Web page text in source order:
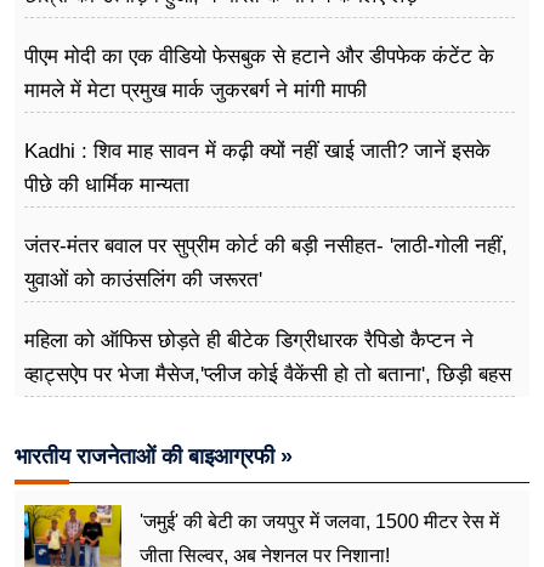
पीएम मोदी का एक वीडियो फेसबुक से हटाने और डीपफेक कंटेंट के
मामले में मेटा प्रमुख मार्क जुकरबर्ग ने मांगी माफी
Kadhi : शिव माह सावन में कढ़ी क्यों नहीं खाई जाती? जानें इसके
पीछे की धार्मिक मान्यता
जंतर-मंतर बवाल पर सुप्रीम कोर्ट की बड़ी नसीहत- 'लाठी-गोली नहीं,
युवाओं को काउंसलिंग की जरूरत'
महिला को ऑफिस छोड़ते ही बीटेक डिग्रीधारक रैपिडो कैप्टन ने
व्हाट्सऐप पर भेजा मैसेज,'प्लीज कोई वैकेंसी हो तो बताना', छिड़ी बहस
भारतीय राजनेताओं की बाइआग्रफी »
'जमुई' की बेटी का जयपुर में जलवा, 1500 मीटर रेस में
जीता सिल्वर, अब नेशनल पर निशाना!